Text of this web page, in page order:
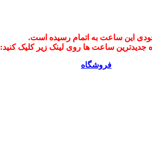
این ساعت به اتمام رسیده است.
جدیدترین ساعت ها روی لینک زیر کلیک کنید:
فروشگاه